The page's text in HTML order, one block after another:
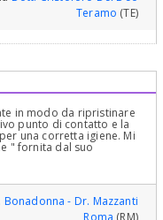
Teramo (TE)
in modo da ripristinare
punto di contatto e la
una corretta igiene. Mi
" fornita dal suo
- Dr. Mazzanti
Roma (RM)